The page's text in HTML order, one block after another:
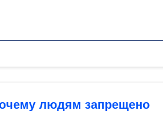
людям запрещено